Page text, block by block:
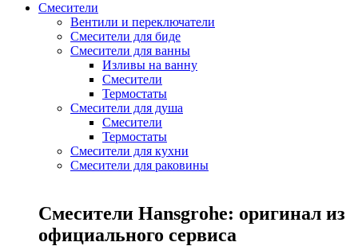
Смесители
Вентили и переключатели
Смесители для биде
Смесители для ванны
Изливы на ванну
Смесители
Термостаты
Смесители для душа
Смесители
Термостаты
Смесители для кухни
Смесители для раковины
Смесители Hansgrohe: оригинал из
официального сервиса